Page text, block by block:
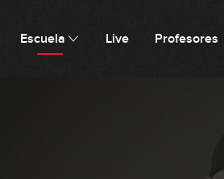
Escuela Live Profesores